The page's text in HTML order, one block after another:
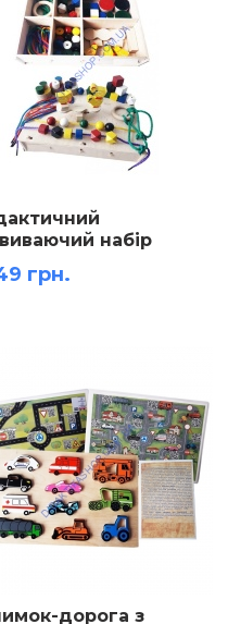
набір
до методики
грн.
дорога з